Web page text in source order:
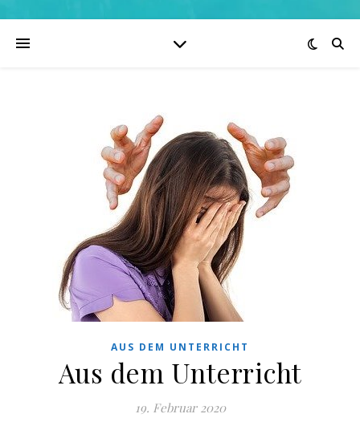
AUS DEM UNTERRICHT
Aus dem Unterricht
19. Februar 2020